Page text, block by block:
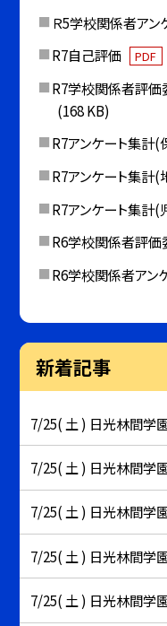
Ｒ5学校関係者アン
R7自己評価
PDF
R7学校関係者評価
(168 KB)
R7アンケート集計(
R7アンケート集計(
R7アンケート集計(
R6学校関係者評価
R6学校関係者アン
新着記事
7/25( 土 ) 日光林間学
7/25( 土 ) 日光林間学
7/25( 土 ) 日光林間学
7/25( 土 ) 日光林間学
7/25( 土 ) 日光林間学